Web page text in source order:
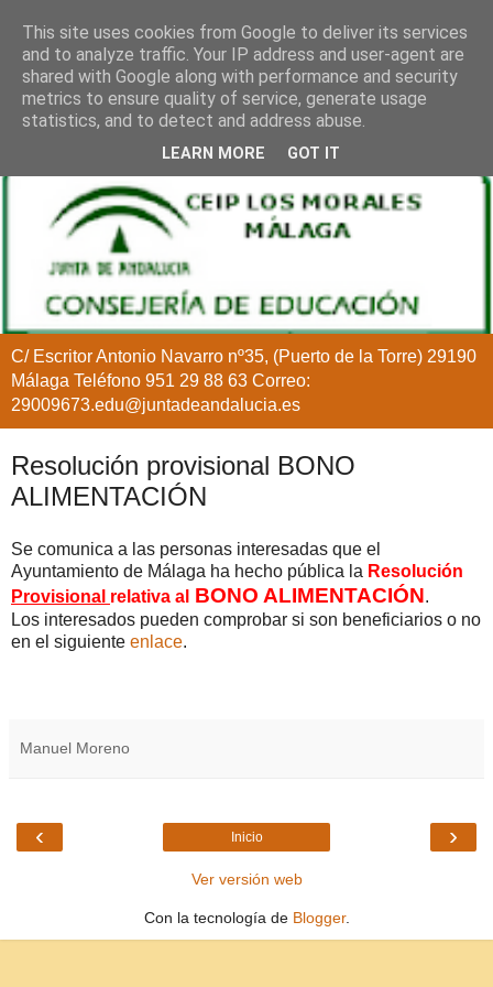
C/ Escritor Antonio Navarro nº35, (Puerto de la Torre) 29190
Málaga Teléfono 951 29 88 63 Correo:
29009673.edu@juntadeandalucia.es
Resolución provisional BONO
ALIMENTACIÓN
Se comunica a las personas interesadas que el
Ayuntamiento de Málaga ha hecho pública la Resolución
Provisional relativa al BONO ALIMENTACIÓN.
Los interesados pueden comprobar si son beneficiarios o no
en el siguiente enlace.
Manuel Moreno
‹ ›
Inicio
Ver versión web
Con la tecnología de Blogger.
This site uses cookies from Google to deliver its services
and to analyze traffic. Your IP address and user-agent are
shared with Google along with performance and security
metrics to ensure quality of service, generate usage
statistics, and to detect and address abuse.
LEARN MORE GOT IT